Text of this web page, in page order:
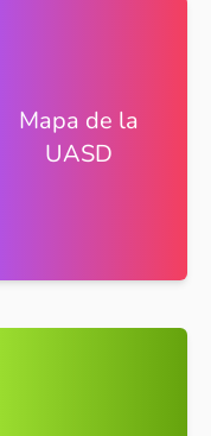
Mapa de la
UASD